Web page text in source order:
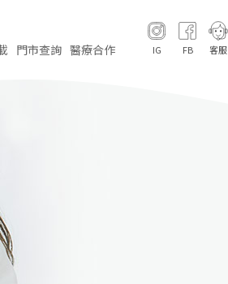
門市查詢 醫療合作 IG FB 客服